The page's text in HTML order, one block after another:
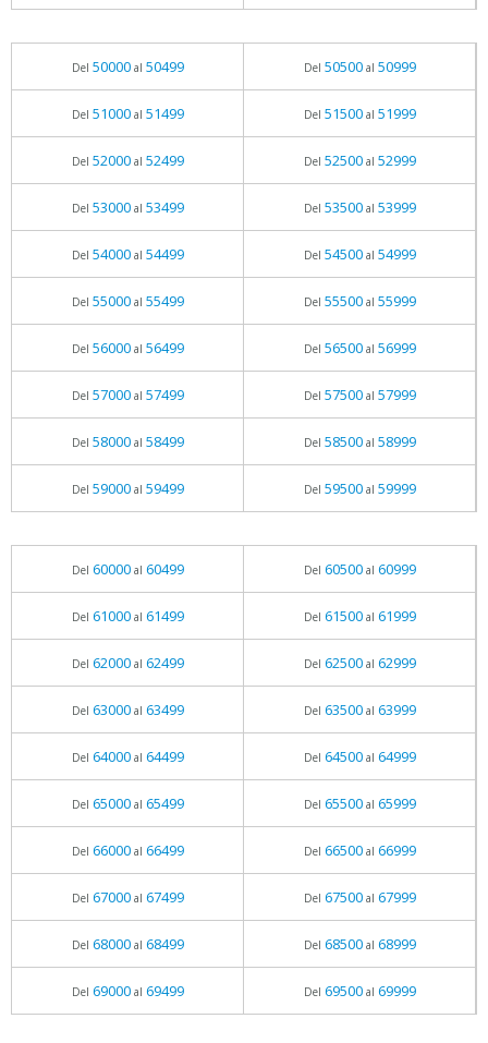
Del 50000al 50499 Del 50500al 50999
Del 51000al 51499 Del 51500al 51999
Del 52000al 52499 Del 52500al 52999
Del 53000al 53499 Del 53500al 53999
Del 54000al 54499 Del 54500al 54999
Del 55000al 55499 Del 55500al 55999
Del 56000al 56499 Del 56500al 56999
Del 57000al 57499 Del 57500al 57999
Del 58000al 58499 Del 58500al 58999
Del 59000al 59499 Del 59500al 59999
Del 60000al 60499 Del 60500al 60999
Del 61000al 61499 Del 61500al 61999
Del 62000al 62499 Del 62500al 62999
Del 63000al 63499 Del 63500al 63999
Del 64000al 64499 Del 64500al 64999
Del 65000al 65499 Del 65500al 65999
Del 66000al 66499 Del 66500al 66999
Del 67000al 67499 Del 67500al 67999
Del 68000al 68499 Del 68500al 68999
Del 69000al 69499 Del 69500al 69999